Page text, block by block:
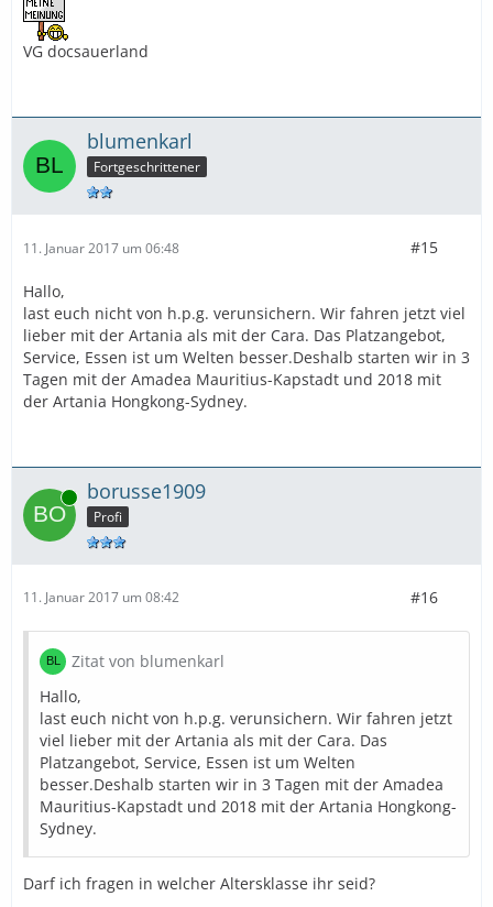
VG docsauerland
blumenkarl
Fortgeschrittener
11. Januar 2017 um 06:48 #15
Hallo,
last euch nicht von h.p.g. verunsichern. Wir fahren jetzt viel
lieber mit der Artania als mit der Cara. Das Platzangebot,
Service, Essen ist um Welten besser.Deshalb starten wir in 3
Tagen mit der Amadea Mauritius-Kapstadt und 2018 mit
der Artania Hongkong-Sydney.
Online borusse1909
Profi
11. Januar 2017 um 08:42 #16
Zitat von blumenkarl
Hallo,
last euch nicht von h.p.g. verunsichern. Wir fahren jetzt
viel lieber mit der Artania als mit der Cara. Das
Platzangebot, Service, Essen ist um Welten
besser.Deshalb starten wir in 3 Tagen mit der Amadea
Mauritius-Kapstadt und 2018 mit der Artania Hongkong-
Sydney.
Darf ich fragen in welcher Altersklasse ihr seid?